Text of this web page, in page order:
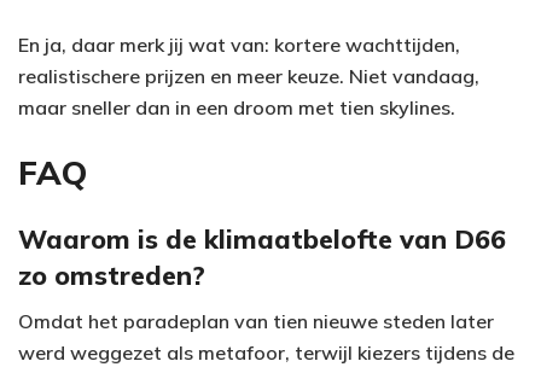
En ja, daar merk jij wat van: kortere wachttijden,
realistischere prijzen en meer keuze. Niet vandaag,
maar sneller dan in een droom met tien skylines.
FAQ
Waarom is de klimaatbelofte van D66
zo omstreden?
Omdat het paradeplan van tien nieuwe steden later
werd weggezet als metafoor, terwijl kiezers tijdens de